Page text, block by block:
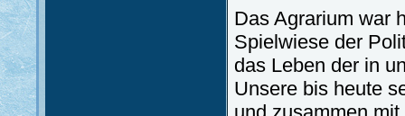
Das Agrarium war
Spielwiese der
das Leben der in
Unsere bis heute